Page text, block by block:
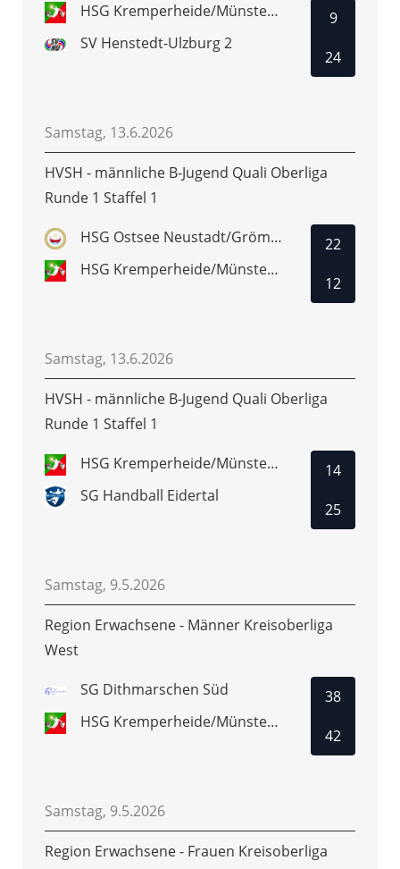
HSG Kremperheide/Münsterdorf
SV Henstedt-Ulzburg 2
9
24
Samstag, 13.6.2026
HVSH - männliche B-Jugend Quali Oberliga
Runde 1 Staffel 1
HSG Ostsee Neustadt/Grömitz
HSG Kremperheide/Münsterdorf
22
12
Samstag, 13.6.2026
HVSH - männliche B-Jugend Quali Oberliga
Runde 1 Staffel 1
HSG Kremperheide/Münsterdorf
SG Handball Eidertal
14
25
Samstag, 9.5.2026
Region Erwachsene - Männer Kreisoberliga
West
SG Dithmarschen Süd
HSG Kremperheide/Münsterdorf 2
38
42
Samstag, 9.5.2026
Region Erwachsene - Frauen Kreisoberliga